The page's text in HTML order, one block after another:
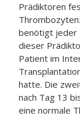
Prädiktoren
benötigt jeder
dieser
Patient im
hatte. Die
nach Tag 13
eine normale